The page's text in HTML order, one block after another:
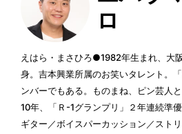
ロ
えはら・まさひろ●1982年生まれ、大
身。吉本興業所属のお笑いタレント。
ンバーでもある。ものまね、ピン芸人
10年、「Ｒ-1グランプリ」２年連続準
ギター／ボイスパーカッション／スト